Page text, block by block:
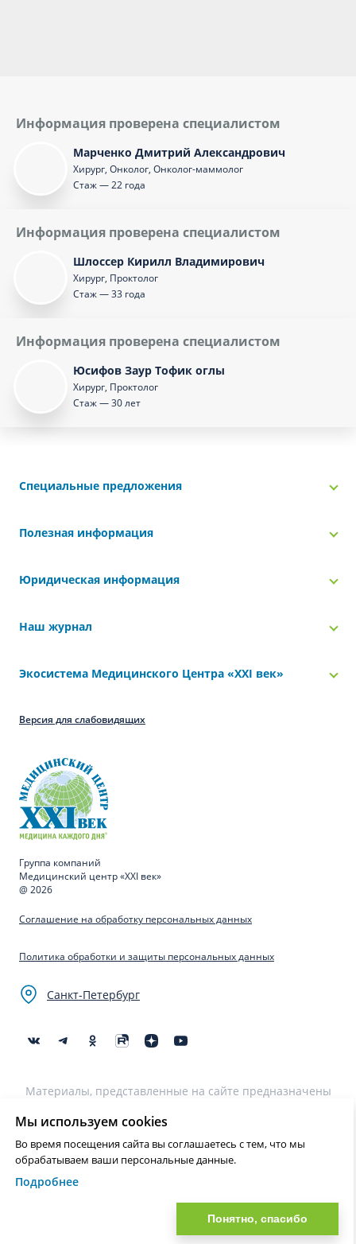
Информация проверена специалистом
Марченко Дмитрий Александрович
Хирург, Онколог, Онколог-маммолог
Стаж — 22 года
Информация проверена специалистом
Шлоссер Кирилл Владимирович
Хирург, Проктолог
Стаж — 33 года
Информация проверена специалистом
Юсифов Заур Тофик оглы
Хирург, Проктолог
Стаж — 30 лет
Специальные предложения
Полезная информация
Юридическая информация
Наш журнал
Экосистема Медицинского Центра «‎XXI век»
Версия для слабовидящих
Группа компаний
Медицинский центр «XXI век»
@ 2026
Соглашение на обработку персональных данных
Политика обработки и защиты персональных данных
Санкт-Петербург
Материалы, представленные на сайте предназначены
использованы для постановки диагноза, назначения
лечения и не являются медицинскими рекомендациями.
Необходима консультация специалиста.
Нашли ошибку? Выделите текст и нажмите Ctrl+Enter или на ссылку
Мы используем cookies
Во время посещения сайта вы соглашаетесь с тем, что мы
обрабатываем ваши персональные данные.
Подробнее
Понятно, спасибо